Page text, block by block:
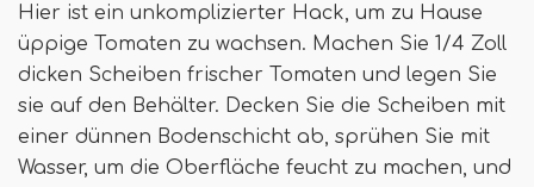
Hier ist ein unkomplizierter Hack, um zu Hause
üppige Tomaten zu wachsen. Machen Sie 1/4 Zoll
dicken Scheiben frischer Tomaten und legen Sie
sie auf den Behälter. Decken Sie die Scheiben mit
einer dünnen Bodenschicht ab, sprühen Sie mit
Wasser, um die Oberfläche feucht zu machen, und